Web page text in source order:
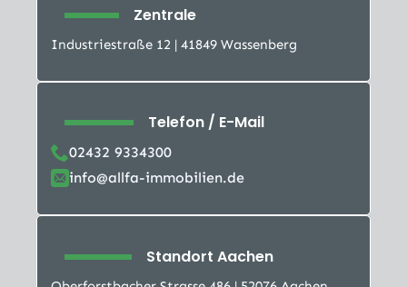
Zentrale
Industriestraße 12 | 41849 Wassenberg
Telefon / E-Mail
02432 9334300
info@allfa-immobilien.de
Standort Aachen